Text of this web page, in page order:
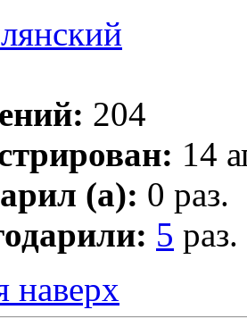
204
14
(а): 0 раз.
5 раз.
наверх